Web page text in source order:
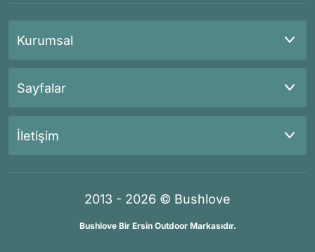
Kurumsal
Sayfalar
İletişim
2013 - 2026 © Bushlove
Bushlove Bir Ersin Outdoor Markasıdır.